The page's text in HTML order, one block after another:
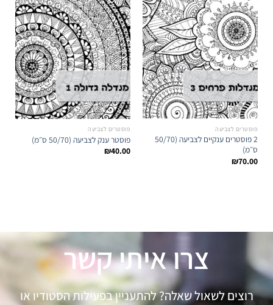
פוסטרים לצביעה
2 פוסטרים ענקיים לצביעה (50/70
ס״מ)
₪70.00
פוסטרים לצביעה
פוסטר ענק לצביעה (50/70 ס״מ)
₪40.00
צרו איתי קשר
רוצים לשאול שאלה? להתעניין בפעילות הסטודיו או